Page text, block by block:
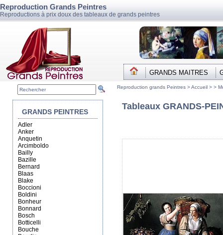
Reproduction Grands Peintres
Reproductions à prix doux des tableaux de grands peintres
GRANDS MAITRES
Reproduction grands Peintres >Accueil > >
Tableaux GRANDS-
GRANDS PEINTRES
Adler
Anker
Anquetin
Arcimboldo
Bailly
Bazille
Bernard
Blaas
Blake
Boccioni
Boldini
Bonheur
Bonnard
Bosch
Botticelli
Bouche